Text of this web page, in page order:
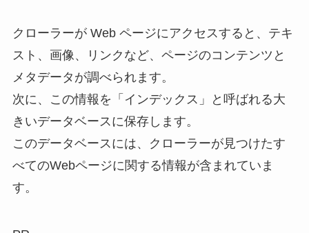
クローラーが Web ページにアクセスすると、テキ
スト、画像、リンクなど、ページのコンテンツと
メタデータが調べられます。
次に、この情報を「インデックス」と呼ばれる大
きいデータベースに保存します。
このデータベースには、クローラーが見つけたす
べてのWebページに関する情報が含まれていま
す。